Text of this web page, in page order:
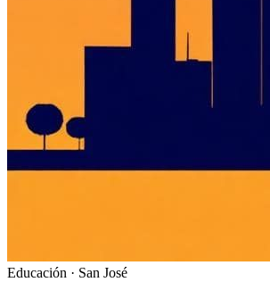
Educación · San José